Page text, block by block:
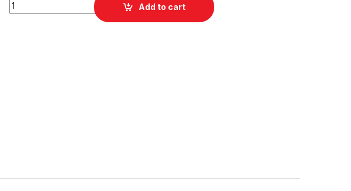
Add to cart